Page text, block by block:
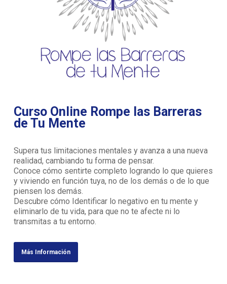
Curso Online Rompe las Barreras
de Tu Mente
Supera tus limitaciones mentales y avanza a una nueva
realidad, cambiando tu forma de pensar.
Conoce cómo sentirte completo logrando lo que quieres
y viviendo en función tuya, no de los demás o de lo que
piensen los demás.
Descubre cómo Identificar lo negativo en tu mente y
eliminarlo de tu vida, para que no te afecte ni lo
transmitas a tu entorno.
Más Información